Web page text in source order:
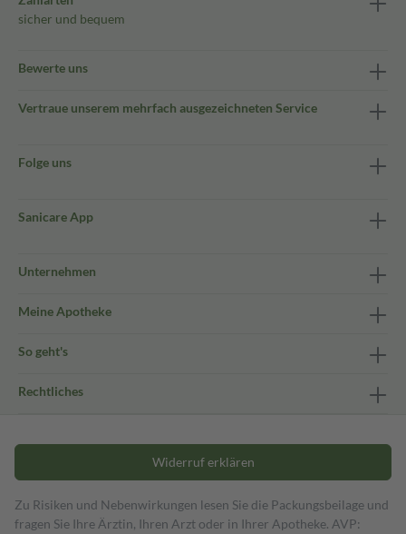
sicher und bequem
Bewerte uns
Vertraue unserem mehrfach ausgezeichneten Service
Folge uns
Sanicare App
Unternehmen
Meine Apotheke
So geht's
Rechtliches
Widerruf erklären
Zu Risiken und Nebenwirkungen lesen Sie die Packungsbeilage und
fragen Sie Ihre Ärztin, Ihren Arzt oder in Ihrer Apotheke. AVP: